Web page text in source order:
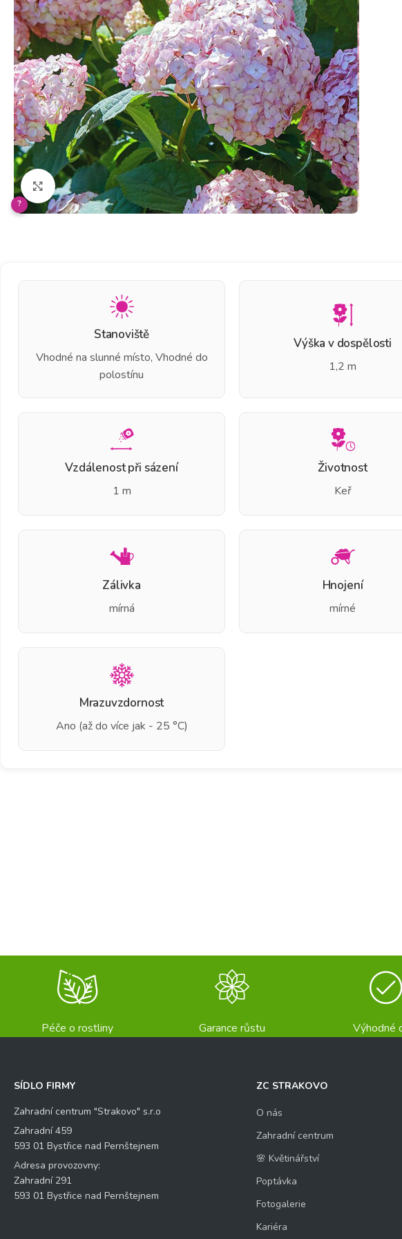
Klikněte pro zvětšení
?
Stanoviště
Vhodné na slunné místo, Vhodné do
polostínu
Výška v dospělosti
1,2 m
Vzdálenost při sázení
1 m
Životnost
Keř
Zálivka
mírná
Hnojení
mírné
Mrazuvzdornost
Ano (až do více jak - 25 °C)
Péče o rostliny Garance růstu Výhodné
SÍDLO FIRMY
Zahradní centrum "Strakovo" s.r.o
Zahradní 459
593 01 Bystřice nad Pernštejnem
Adresa provozovny:
Zahradní 291
593 01 Bystřice nad Pernštejnem
ZC STRAKOVO
O nás
Zahradní centrum
🌸 Květinářství
Poptávka
Fotogalerie
Kariéra